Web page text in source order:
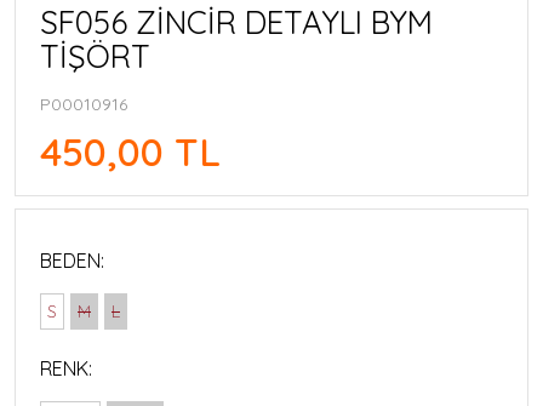
SF056 ZİNCİR DETAYLI BYM
TİŞÖRT
P00010916
450,00 TL
BEDEN:
S M L
RENK: